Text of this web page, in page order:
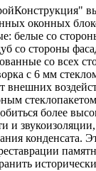
оконных
белые со
со стороны
со всех
с 6 мм
внешних
более
и
конденсата.